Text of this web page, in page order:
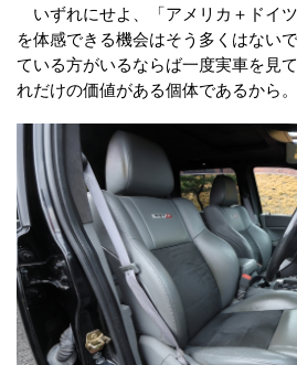
いずれにせよ、「アメリカ＋ドイ
を体感できる機会はそう多くはない
ている方がいるならば一度実車を見
れだけの価値がある個体であるから。